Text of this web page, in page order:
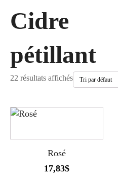
Cidre
pétillant
22 résultats affichés
Rosé
17,83$